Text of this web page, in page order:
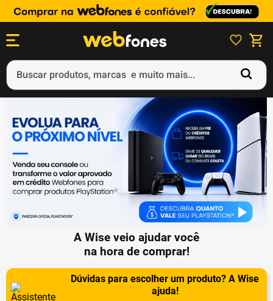
Buscar produtos, marcas e muito mais...
A Wise veio ajudar você
na hora de comprar!
Dúvidas para escolher um produto? A Wise
ajuda!
1º
ps5
3º
smartphone
4º
ps4
5